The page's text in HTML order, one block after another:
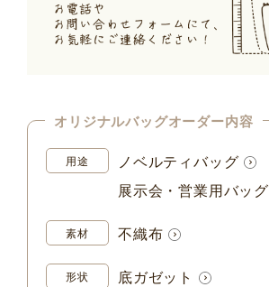
オリジナルバッグオーダー内容
用途
ノベルティバッグ
展示会・営業用バッグ
素材 不織布
形状 底ガゼット